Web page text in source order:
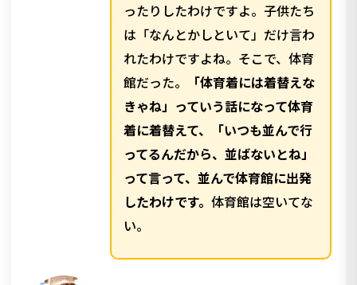
ったりしたわけですよ。子供たち
は「なんとかしといて」だけ言わ
れたわけですよね。そこで、体育
館だった。
「体育着には着替えな
きゃね」っていう話になって体育
着に着替えて、「いつも並んで行
ってるんだから、並ばないとね」
って言って、並んで体育館に出発
したわけです。 体育館は空いてな
い。